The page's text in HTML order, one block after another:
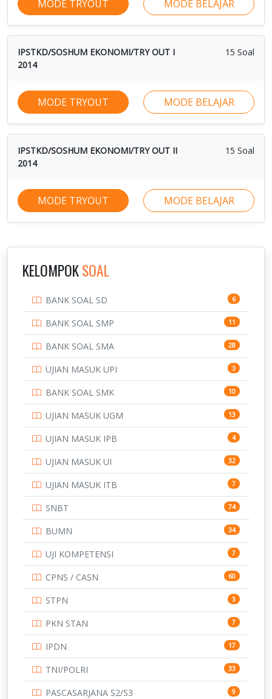
MODE TRYOUT MODE BELAJAR
IPSTKD/SOSHUM EKONOMI/TRY OUT I
2014
15 Soal
MODE TRYOUT MODE BELAJAR
IPSTKD/SOSHUM EKONOMI/TRY OUT II
2014
15 Soal
MODE TRYOUT MODE BELAJAR
KELOMPOKSOAL
BANK SOAL SD 6
BANK SOAL SMP 11
BANK SOAL SMA 28
UJIAN MASUK UPI 3
BANK SOAL SMK 10
UJIAN MASUK UGM 13
UJIAN MASUK IPB 4
UJIAN MASUK UI 32
UJIAN MASUK ITB 7
SNBT 74
BUMN 34
UJI KOMPETENSI 7
CPNS / CASN 60
STPN 3
PKN STAN 7
IPDN 17
TNI/POLRI 33
PASCASARJANA S2/S3 9